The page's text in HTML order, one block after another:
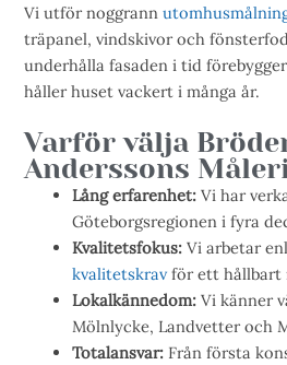
Vi utför noggrann
träpanel, vindskivor och
underhålla fasaden i tid
håller huset vackert i många år.
Varför välja
Anderssons
Lång erfarenhet: Vi har
Göteborgsregionen i fyra
Kvalitetsfokus: Vi arbetar
kvalitetskrav för ett hållbart
Lokalkännedom: Vi känner
Mölnlycke, Landvetter och
Totalansvar: Från första